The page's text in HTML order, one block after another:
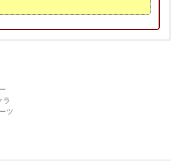
マインドとチャレンジする勇気
教育を受けたスタッフが、お子
ールに利用してますが、コーチがみんな親
ます。
と保護者席（プール2階席から見学できま
っており、礼儀も指導の一環となっていま
ラ
ツ